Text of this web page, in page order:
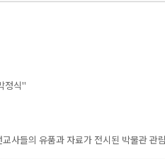
정식"
사들의 유품과 자료가 전시된 박물관 관